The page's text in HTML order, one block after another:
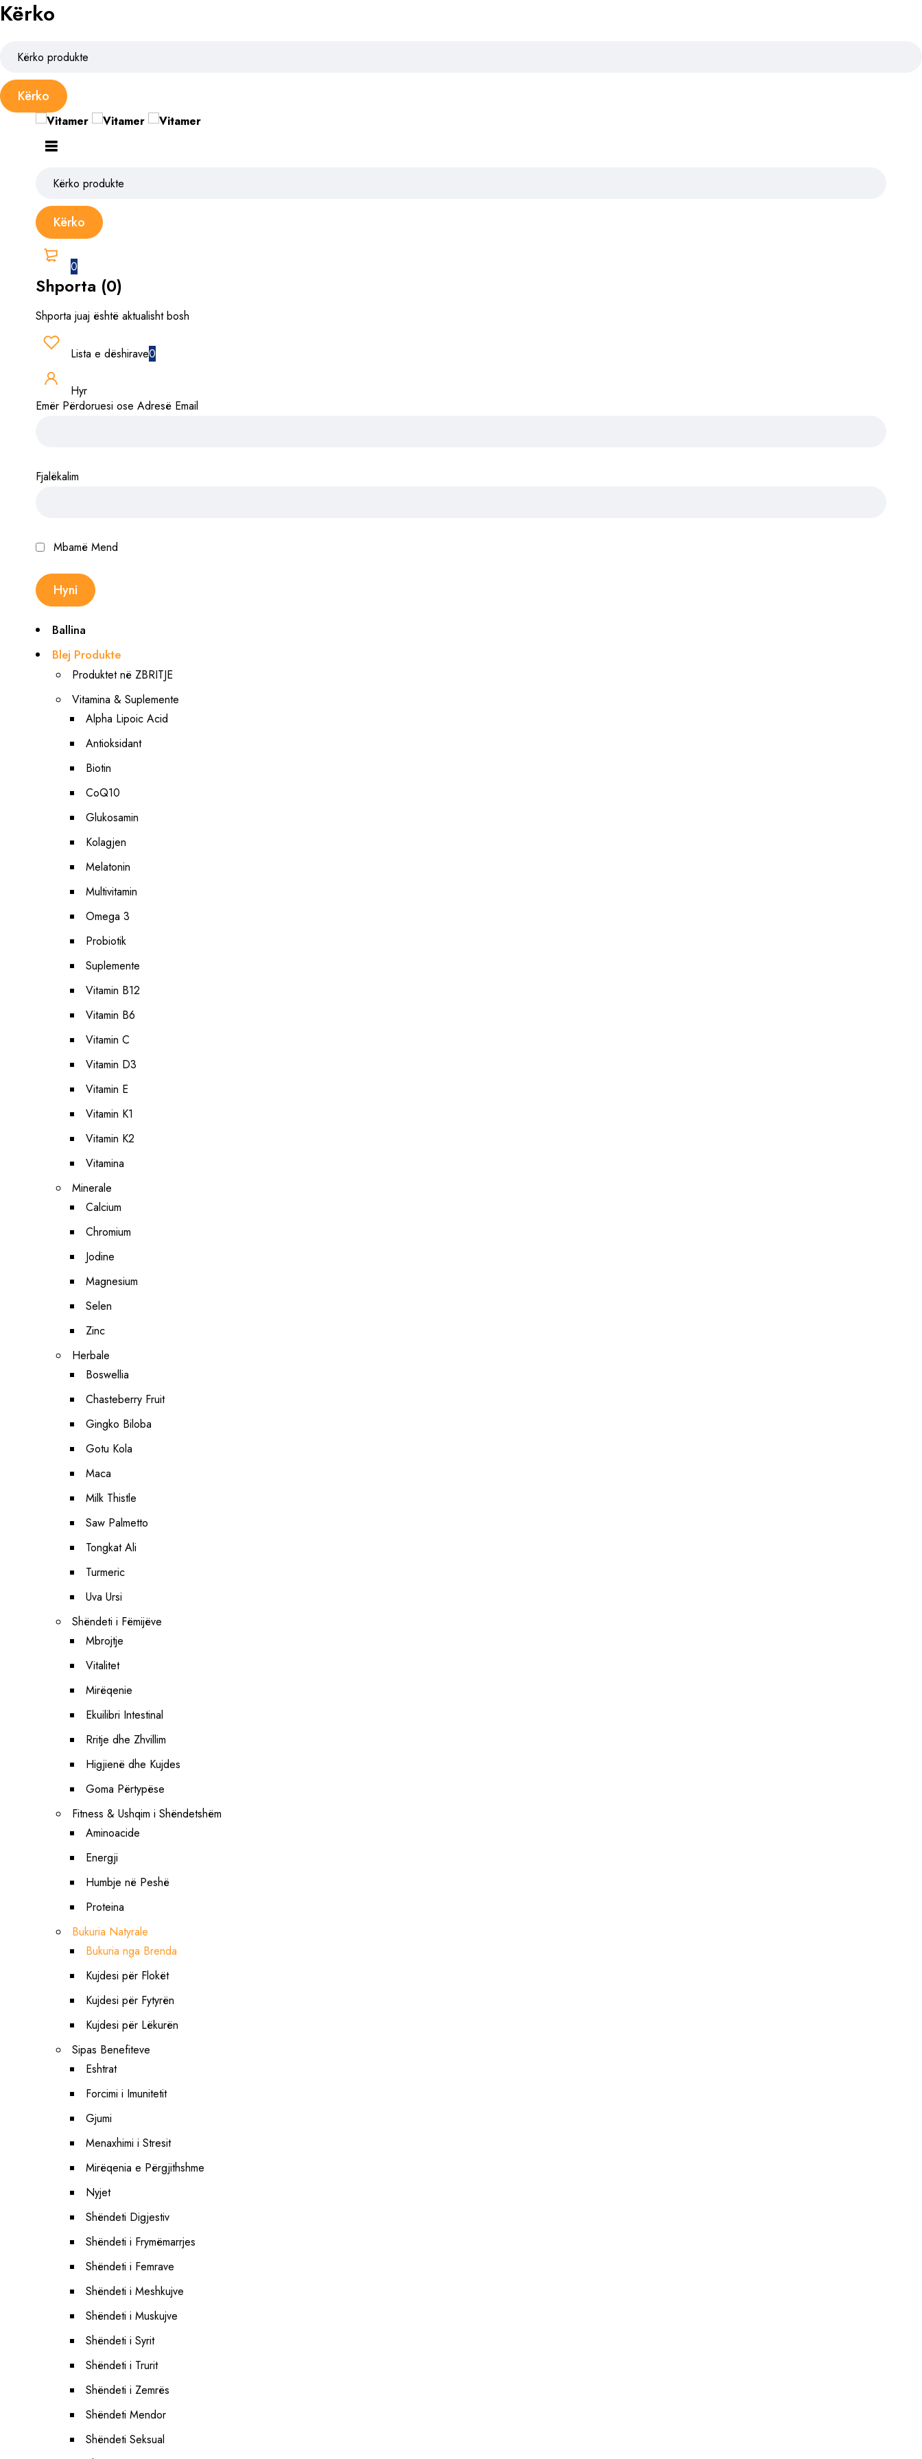
Kërko
0
Shporta (0)
Shporta juaj është aktualisht bosh
Lista e dëshirave0
Hyr
Emër Përdoruesi ose Adresë Email
Fjalëkalim
Mbamë Mend
Ballina
Blej Produkte
Produktet në ZBRITJE
Vitamina & Suplemente
Alpha Lipoic Acid
Antioksidant
Biotin
CoQ10
Glukosamin
Kolagjen
Melatonin
Multivitamin
Omega 3
Probiotik
Suplemente
Vitamin B12
Vitamin B6
Vitamin C
Vitamin D3
Vitamin E
Vitamin K1
Vitamin K2
Vitamina
Minerale
Calcium
Chromium
Jodine
Magnesium
Selen
Zinc
Herbale
Boswellia
Chasteberry Fruit
Gingko Biloba
Gotu Kola
Maca
Milk Thistle
Saw Palmetto
Tongkat Ali
Turmeric
Uva Ursi
Shëndeti i Fëmijëve
Mbrojtje
Vitalitet
Mirëqenie
Ekuilibri Intestinal
Rritje dhe Zhvillim
Higjienë dhe Kujdes
Goma Përtypëse
Fitness & Ushqim i Shëndetshëm
Aminoacide
Energji
Humbje në Peshë
Proteina
Bukuria Natyrale
Bukuria nga Brenda
Kujdesi për Flokët
Kujdesi për Fytyrën
Kujdesi për Lëkurën
Sipas Benefiteve
Eshtrat
Forcimi i Imunitetit
Gjumi
Menaxhimi i Stresit
Mirëqenia e Përgjithshme
Nyjet
Shëndeti Digjestiv
Shëndeti i Frymëmarrjes
Shëndeti i Femrave
Shëndeti i Meshkujve
Shëndeti i Muskujve
Shëndeti i Syrit
Shëndeti i Trurit
Shëndeti i Zemrës
Shëndeti Mendor
Shëndeti Seksual